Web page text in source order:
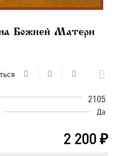
Божией Матери
2105
Да
2 200₽